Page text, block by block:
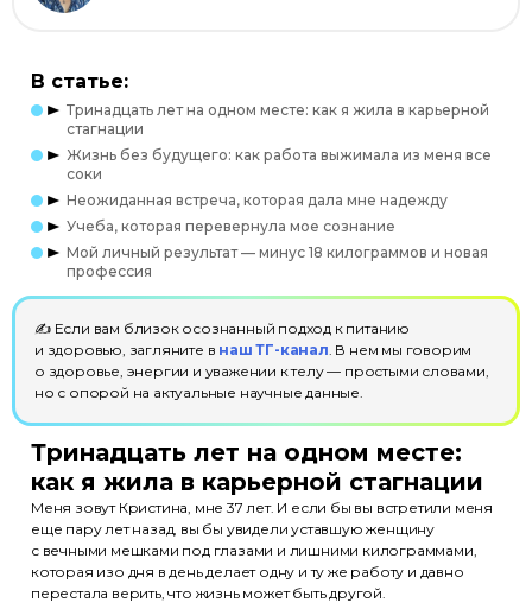
В статье:
Тринадцать лет на одном месте: как я жила в карьерной
стагнации
Жизнь без будущего: как работа выжимала из меня все
соки
Неожиданная встреча, которая дала мне надежду
Учеба, которая перевернула мое сознание
Мой личный результат — минус 18 килограммов и новая
профессия
✍ Если вам близок осознанный подход к питанию
и здоровью, загляните в наш ТГ-канал. В нем мы говорим
о здоровье, энергии и уважении к телу — простыми словами,
но с опорой на актуальные научные данные.
Тринадцать лет на одном месте:
как я жила в карьерной стагнации
Меня зовут Кристина, мне 37 лет. И если бы вы встретили меня
еще пару лет назад, вы бы увидели уставшую женщину
с вечными мешками под глазами и лишними килограммами,
которая изо дня в день делает одну и ту же работу и давно
перестала верить, что жизнь может быть другой.